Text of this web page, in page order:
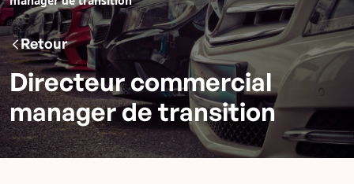
Retour
Directeur commercial
manager de transition